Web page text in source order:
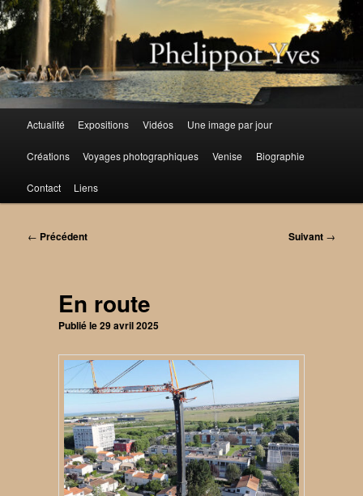
Aller
au
contenu
principal
Actualité Expositions Vidéos Une image par jour
Créations Voyages photographiques Venise Biographie
Contact Liens
Navigation
← Précédent Suivant →
En route
Publié le29 avril 2025